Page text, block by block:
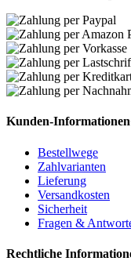
Kunden-Informationen
Bestellwege
Zahlvarianten
Lieferung
Versandkosten
Sicherheit
Fragen &
Rechtliche